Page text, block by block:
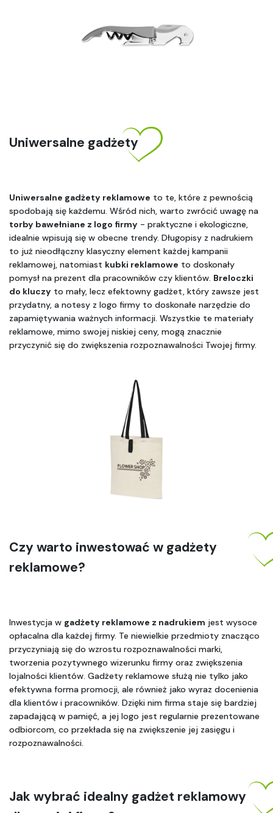
Uniwersalne gadżety
Uniwersalne gadżety reklamowe to te, które z pewnością
torby bawełniane z logo firmy - praktyczne i ekologiczne,
idealnie wpisują się w obecne trendy. Długopisy z nadrukiem
to już nieodłączny klasyczny element każdej kampanii
reklamowej, natomiast kubki reklamowe to doskonały
pomysł na prezent dla pracowników czy klientów. Breloczki
do kluczy to mały, lecz efektowny gadżet, który zawsze jest
przydatny, a notesy z logo firmy to doskonałe narzędzie do
zapamiętywania ważnych informacji. Wszystkie te materiały
reklamowe, mimo swojej niskiej ceny, mogą znacznie
przyczynić się do zwiększenia rozpoznawalności Twojej firmy.
Czy warto inwestować w gadżety
reklamowe?
Inwestycja w gadżety reklamowe z nadrukiem jest wysoce
opłacalna dla każdej firmy. Te niewielkie przedmioty znacząco
przyczyniają się do wzrostu rozpoznawalności marki,
tworzenia pozytywnego wizerunku firmy oraz zwiększenia
lojalności klientów. Gadżety reklamowe służą nie tylko jako
efektywna forma promocji, ale również jako wyraz docenienia
dla klientów i pracowników. Dzięki nim firma staje się bardziej
zapadającą w pamięć, a jej logo jest regularnie prezentowane
odbiorcom, co przekłada się na zwiększenie jej zasięgu i
rozpoznawalności.
Jak wybrać idealny gadżet reklamowy